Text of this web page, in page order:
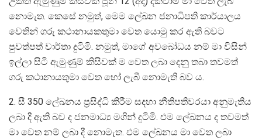
නොමැත. කෙසේ නමුත්, මෙම ලේඛන ජනාධිපති කාර්යාලය
වෙතින් ගරු කථානායකතුමා වෙත යොමු කර ඇති බවට
පුවත්පත් වාර්තා දුටිමි. නමුත්, මාගේ අවබෝධය නම් මා විසින්
ඉල්ලා සිටි ඇමුණුම් කිසිවක් ම වෙත ලබා දෙනු තබා තවමත්
ගරු කථානායතුමා වෙත හෝ ලැබී නොමැති බව ය.
2. සී 350 ලේඛනය ප්‍ර‍සිද්ධි කිරීම සදහා නීතිපතිවරයා අනුමැතිය
ලබා දී ඇති බව ද ජනමාධ්‍ය මගින් දුටිමි. එම ලේඛනය ද තවමත්
මා වෙත නම් ලබා දී නොමැත. එම ලේඛනය මා වෙත ලබා